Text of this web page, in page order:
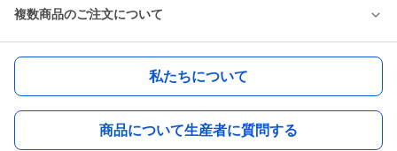
複数商品のご注文について
私たちについて
商品について生産者に質問する